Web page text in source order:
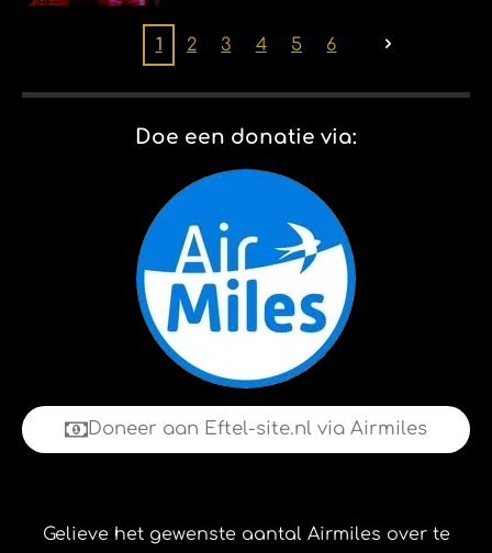
1 2 3 4 5 6
Doe een donatie via:
Doneer aan Eftel-site.nl via Airmiles
Gelieve het gewenste aantal Airmiles over te